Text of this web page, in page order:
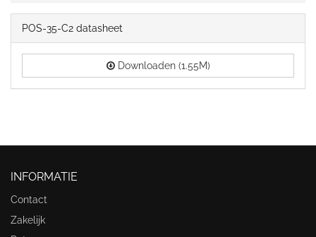
POS-35-C2 datasheet
Downloaden (1.55M)
INFORMATIE
Contact
Zakelijk